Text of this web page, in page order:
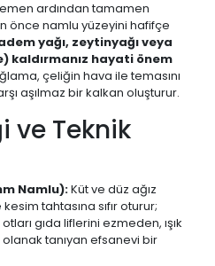
ardından tamamen
önce namlu yüzeyini hafifçe
yağı, zeytinyağı veya
kaldırmanız hayati önem
çeliğin hava ile temasını
aşılmaz bir kalkan oluşturur.
ve Teknik
Namlu):Küt ve düz ağız
tahtasına sıfır oturur;
gıda liflerini ezmeden, ışık
olanak tanıyan efsanevi bir